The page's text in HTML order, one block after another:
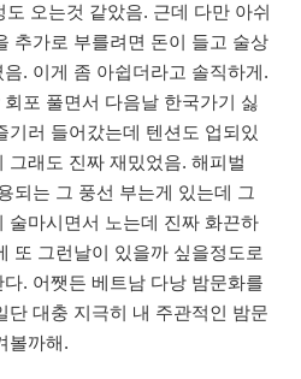
오는것 같았음. 근데 다만 아쉬
추가로 부를려면 돈이 들고 술상
. 이게 좀 아쉽더라고 솔직하게.
포 풀면서 다음날 한국가기 싫
기러 들어갔는데 텐션도 업되있
그래도 진짜 재밌었음. 해피벌
되는 그 풍선 부는게 있는데 그
술마시면서 노는데 진짜 화끈하
또 그런날이 있을까 싶을정도로
. 어쨋든 베트남 다낭 밤문화를
단 대충 지극히 내 주관적인 밤문
볼까해.